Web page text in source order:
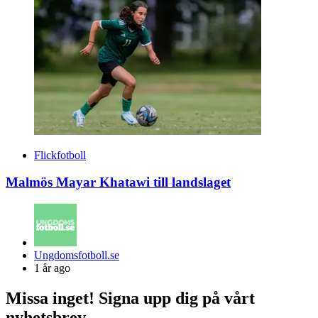
Flickfotboll
Malmös Mayar Khatawi till landslaget
Posted
by
Ungdomsfotboll.se
1 år ago
Missa inget! Signa upp dig på vårt